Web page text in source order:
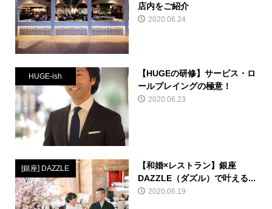
店内をご紹介
2020.06.24
HUGE-ish
【HUGEの研修】サービス・ロ
ールプレイングの極意！
2020.06.23
[銀座] DAZZLE
【和婚×レストラン】銀座
DAZZLE（ダズル）で叶える...
2020.06.19